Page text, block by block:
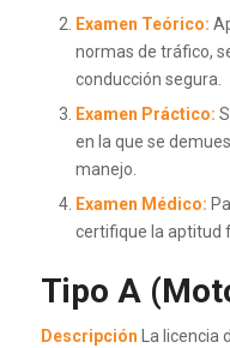
Examen Teórico:
normas de tráfico,
conducción segura.
Examen Práctico:
en la que se
manejo.
Examen Médico:
certifique la aptitud
Tipo A
Descripción La licencia